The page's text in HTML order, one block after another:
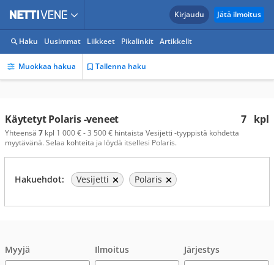
Kirjaudu Jätä ilmoitus
Haku Uusimmat Liikkeet Pikalinkit Artikkelit
Muokkaa hakua Tallenna haku
7 kpl
Käytetyt Polaris -veneet
Yhteensä 7 kpl 1 000 € - 3 500 € hintaista Vesijetti -tyyppistä kohdetta
myytävänä. Selaa kohteita ja löydä itsellesi Polaris.
Hakuehdot: Vesijetti Polaris
Myyjä Ilmoitus Järjestys